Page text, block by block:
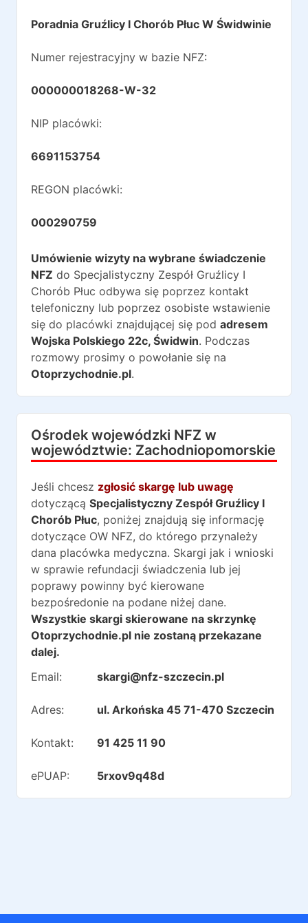
Poradnia Gruźlicy I Chorób Płuc W Świdwinie
Numer rejestracyjny w bazie NFZ:
000000018268-W-32
NIP placówki:
6691153754
REGON placówki:
000290759
Umówienie wizyty na wybrane świadczenie
NFZ do Specjalistyczny Zespół Gruźlicy I
Chorób Płuc odbywa się poprzez kontakt
telefoniczny lub poprzez osobiste wstawienie
się do placówki znajdującej się pod adresem
Wojska Polskiego 22c, Świdwin. Podczas
rozmowy prosimy o powołanie się na
Otoprzychodnie.pl.
Ośrodek wojewódzki NFZ w
województwie: Zachodniopomorskie
Jeśli chcesz zgłosić skargę lub uwagę
dotyczącą Specjalistyczny Zespół Gruźlicy I
Chorób Płuc, poniżej znajdują się informację
dotyczące OW NFZ, do którego przynależy
dana placówka medyczna. Skargi jak i wnioski
w sprawie refundacji świadczenia lub jej
poprawy powinny być kierowane
bezpośredonie na podane niżej dane.
Wszystkie skargi skierowane na skrzynkę
Otoprzychodnie.pl nie zostaną przekazane
dalej.
Email:
skargi@nfz-szczecin.pl
Adres: ul. Arkońska 45 71-470 Szczecin
Kontakt: 91 425 11 90
ePUAP: 5rxov9q48d